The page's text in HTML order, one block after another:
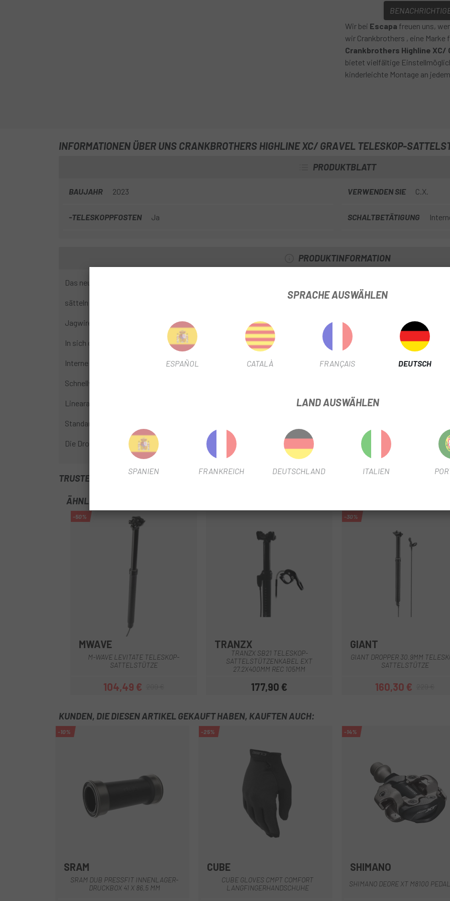
Wir bei Escapa freuen uns,
wir Crankbrothers , eine
Crankbrothers Highline XC/
bietet vielfältige
kinderleichte Montage an
INFORMATIONEN ÜBER UNS CRANKBROTHERS HIGHLINE XC/ GRAVEL TELESKOP-
PRODUKTBLATT
BAUJAHR 2023 VERWENDEN SIE C.X.
-TELESKOPPFOSTEN Ja SCHALTBETÄTIGUNG
PRODUKTINFORMATION
Das neue Highline XC/ Gravel bietet unendliche Einstellmöglichkeiten, ein geschmeidiges Fahrgefühl und eine
sätteln mit 27,2 mm Durchmesser, passend für die meisten XC- und gravel
Jagwire Kabel und Gehäuse
In sich geschlossene IFP-Hydraulikkartusche
Interne Weiterleitung
Schnellverbindungsmechanismus für einfache Kabelinstallation
Linearantrieb für schnelle Rücklaufgeschwindigkeit
Standard-2-Schrauben-Kopf
Die Drop Bar Fernbedienung ist separat erhältlich und kann hier gefunden werden.
TRUSTED SHOPS REVIEWS
ÄHNLICHE PRODUKTE
-50%
MWAVE
M-WAVE LEVITATE TELESKOP-
SATTELSTÜTZE
Preis
104,49 €Regulärer Preis
TRANZX
TRANZX SB21 TELESKOP-
SATTELSTÜTZENKABEL EXT
27.2X400MM REC 105MM
Preis
177,90 €
-30%
GIANT
GIANT DROPPER 30.9MM
SATTELSTÜTZE
Preis
160,30 €Regulärer Preis
KUNDEN, DIE DIESEN ARTIKEL GEKAUFT HABEN, KAUFTEN AUCH:
-10%
SRAM
SRAM DUB PRESSFIT INNENLAGER-
DRUCKBOX 41 X 86,5 MM
-25%
CUBE
CUBE GLOVES CMPT COMFORT
LANGFINGERHANDSCHUHE
-14%
SHIMANO
SHIMANO DEORE XT M8100 PEDAL
SPRACHE AUSWÄHLEN
ESPAÑOL CATALÀ FRANÇAIS DEUTSCH
LAND AUSWÄHLEN
SPANIEN FRANKREICH DEUTSCHLAND ITALIEN